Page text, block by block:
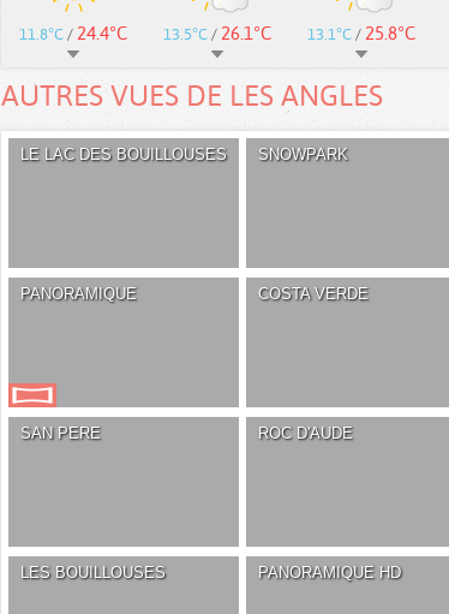
11.8°C / 24.4°C 13.5°C / 26.1°C 13.1°C / 25.8°C
AUTRES VUES DE LES ANGLES
LE LAC DES BOUILLOUSES SNOWPARK
PANORAMIQUE COSTA VERDE
SAN PERE ROC D'AUDE
LES BOUILLOUSES PANORAMIQUE HD